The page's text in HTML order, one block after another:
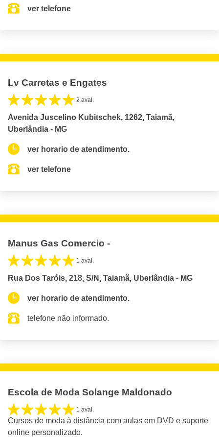
ver telefone
Lv Carretas e Engates
2 aval.
Avenida Juscelino Kubitschek, 1262, Taiamã,
Uberlândia - MG
ver horario de atendimento.
ver telefone
Manus Gas Comercio -
1 aval.
Rua Dos Taróis, 218, S/N, Taiamã, Uberlândia - MG
ver horario de atendimento.
telefone não informado.
Escola de Moda Solange Maldonado
1 aval.
Cursos de moda à distância com aulas em DVD e suporte
online personalizado.